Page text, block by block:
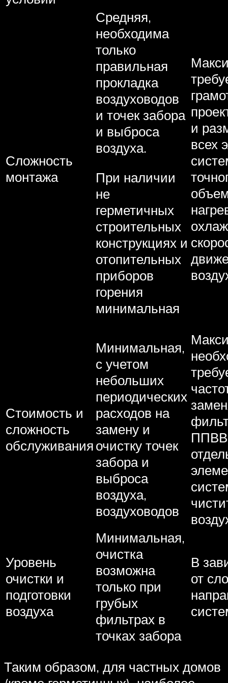
Сложность
монтажа
Средняя,
необходима
только
правильная
прокладка
воздуховодов
и точек забора
и выброса
воздуха.
При наличии
не
герметичных
строительных
конструкциях и
отопительных
приборов
горения
минимальная
и
всех
Стоимость и
сложность
обслуживания
Минимальная,
с учетом
небольших
периодических
расходов на
замену и
очистку точек
забора и
выброса
воздуха,
воздуховодов
Уровень
очистки и
подготовки
воздуха
Минимальная,
очистка
возможна
только при
грубых
фильтрах в
точках забора
В
от
Таким образом, для частных домов